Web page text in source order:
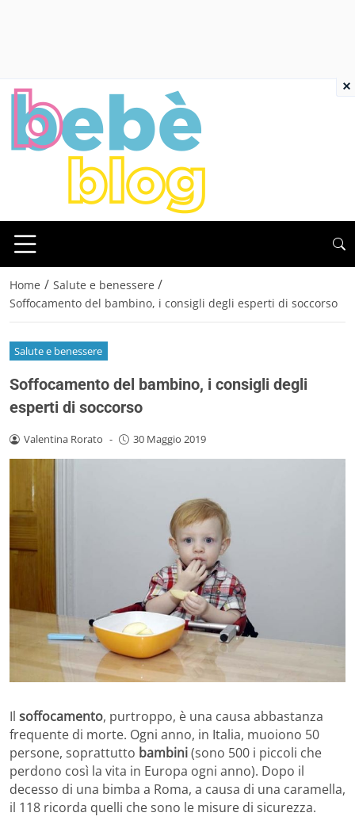
Home / Salute e benessere /
Soffocamento del bambino, i consigli degli esperti di soccorso
Salute e benessere
Soffocamento del bambino, i consigli degli
esperti di soccorso
Valentina Rorato - 30 Maggio 2019
Il soffocamento, purtroppo, è una causa abbastanza
frequente di morte. Ogni anno, in Italia, muoiono 50
persone, soprattutto bambini(sono 500 i piccoli che
perdono così la vita in Europa ogni anno). Dopo il
decesso di una bimba a Roma, a causa di una caramella,
il 118 ricorda quelli che sono le misure di sicurezza.
×